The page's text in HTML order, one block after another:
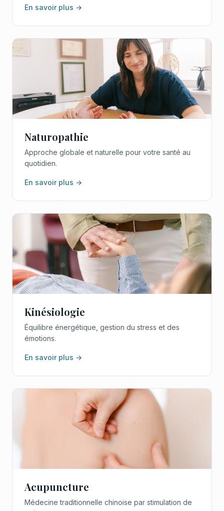
En savoir plus →
Naturopathie
Approche globale et naturelle pour votre santé au
quotidien.
En savoir plus →
Kinésiologie
Équilibre énergétique, gestion du stress et des
émotions.
En savoir plus →
Acupuncture
Médecine traditionnelle chinoise par stimulation de